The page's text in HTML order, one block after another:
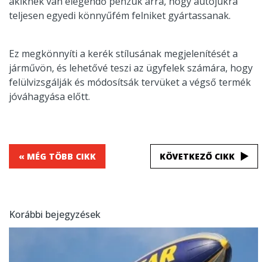
teljesen egyedi könnyűfém felniket gyártassanak.
Ez megkönnyíti a kerék stílusának megjelenítését a
járművön, és lehetővé teszi az ügyfelek számára, hogy
felülvizsgálják és módosítsák tervüket a végső termék
jóváhagyása előtt.
« MÉG TÖBB CIKK KÖVETKEZŐ CIKK
Korábbi bejegyzések